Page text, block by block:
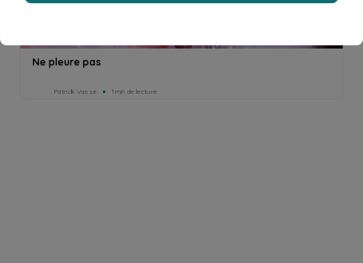
Ne pleure pas
Patrick Vasse 1min de lecture